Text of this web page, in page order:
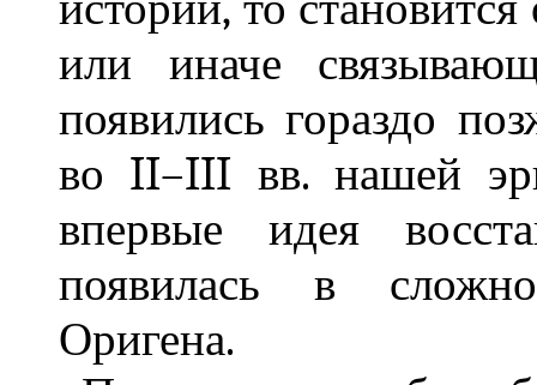
или иначе
появились гораздо
во II–III вв. нашей
впервые идея
появилась в
Оригена.